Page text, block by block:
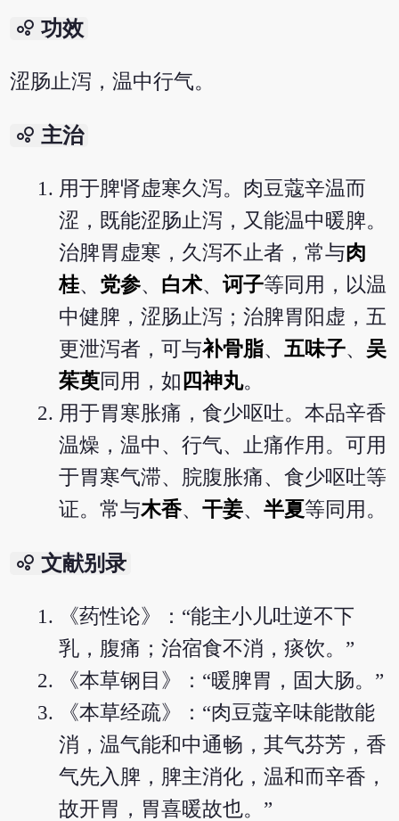
bubble_chart 功效
涩肠止泻，温中行气。
bubble_chart 主治
用于脾肾虚寒久泻。肉豆蔻辛温而
涩，既能涩肠止泻，又能温中暖脾。
治脾胃虚寒，久泻不止者，常与肉
桂、 党参、 白术、诃子等同用，以温
中健脾，涩肠止泻；治脾胃阳虚，五
更泄泻者，可与补骨脂、五味子、 吴
茱萸同用，如 四神丸。
用于胃寒胀痛，食少呕吐。本品辛香
温燥，温中、行气、止痛作用。可用
于胃寒气滞、脘腹胀痛、食少呕吐等
证。常与木香、干姜、半夏等同用。
bubble_chart 文献别录
《药性论》：“能主小儿吐逆不下
乳，腹痛；治宿食不消，痰饮。”
《本草钢目》：“暖脾胃，固大肠。”
《本草经疏》：“肉豆蔻辛味能散能
消，温气能和中通畅，其气芬芳，香
气先入脾，脾主消化，温和而辛香，
故开胃，胃喜暖故也。”